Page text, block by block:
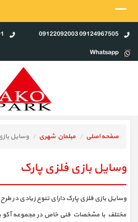
09124967505 09122092003
Whatsapp
صفحه اصلی مبلمان شهری وسایل
وسایل بازی فلزی پارک
وسایل بازی فلزی پارک دارای تنوع زیادی در
مختلف با مشخصات فنی خاص در مجموعه آکو